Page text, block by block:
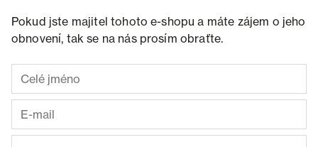
Pokud jste majitel tohoto e-shopu a máte zájem o jeho
obnovení, tak se na nás prosím obraťte.